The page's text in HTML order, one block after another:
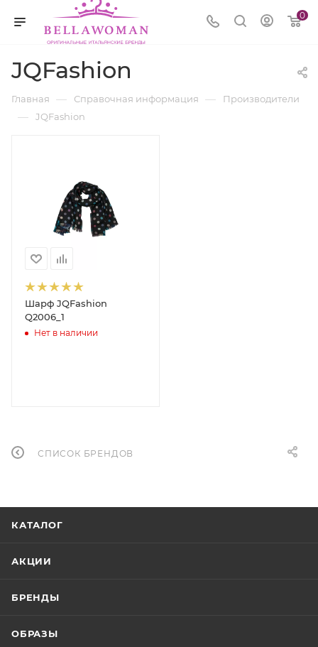
0
JQFashion
Главная — Справочная информация — Производители
— JQFashion
Шарф JQFashion
Q2006_1
Нет в наличии
СПИСОК БРЕНДОВ
КАТАЛОГ
АКЦИИ
БРЕНДЫ
ОБРАЗЫ